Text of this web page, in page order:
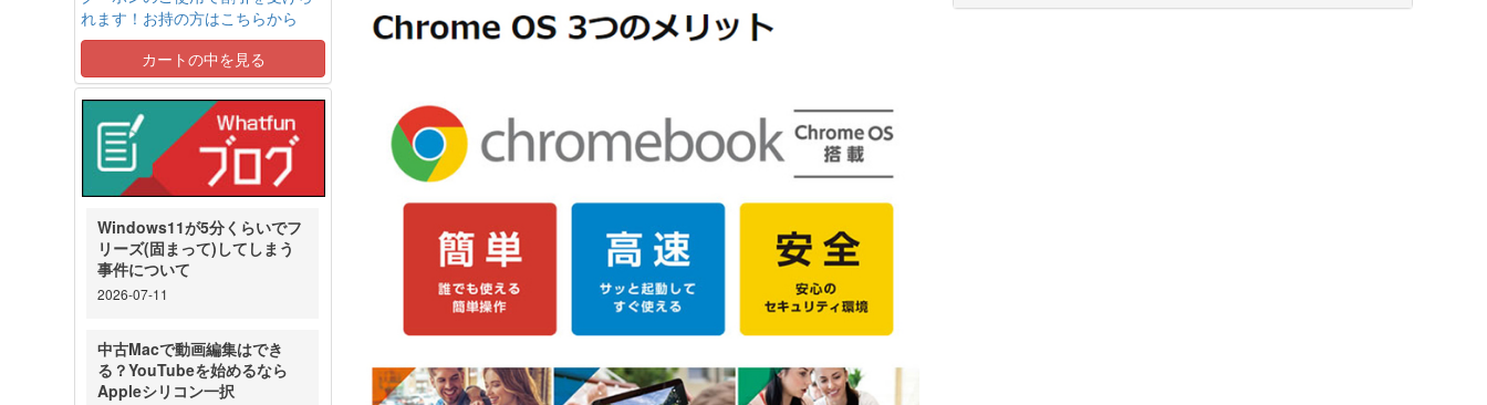
れます！お持の方はこちらから
カートの中を見る
Windows11が5分くらいでフ
リーズ(固まって)してしまう
事件について
2026-07-11
中古Macで動画編集はでき
る？YouTubeを始めるなら
Appleシリコン一択